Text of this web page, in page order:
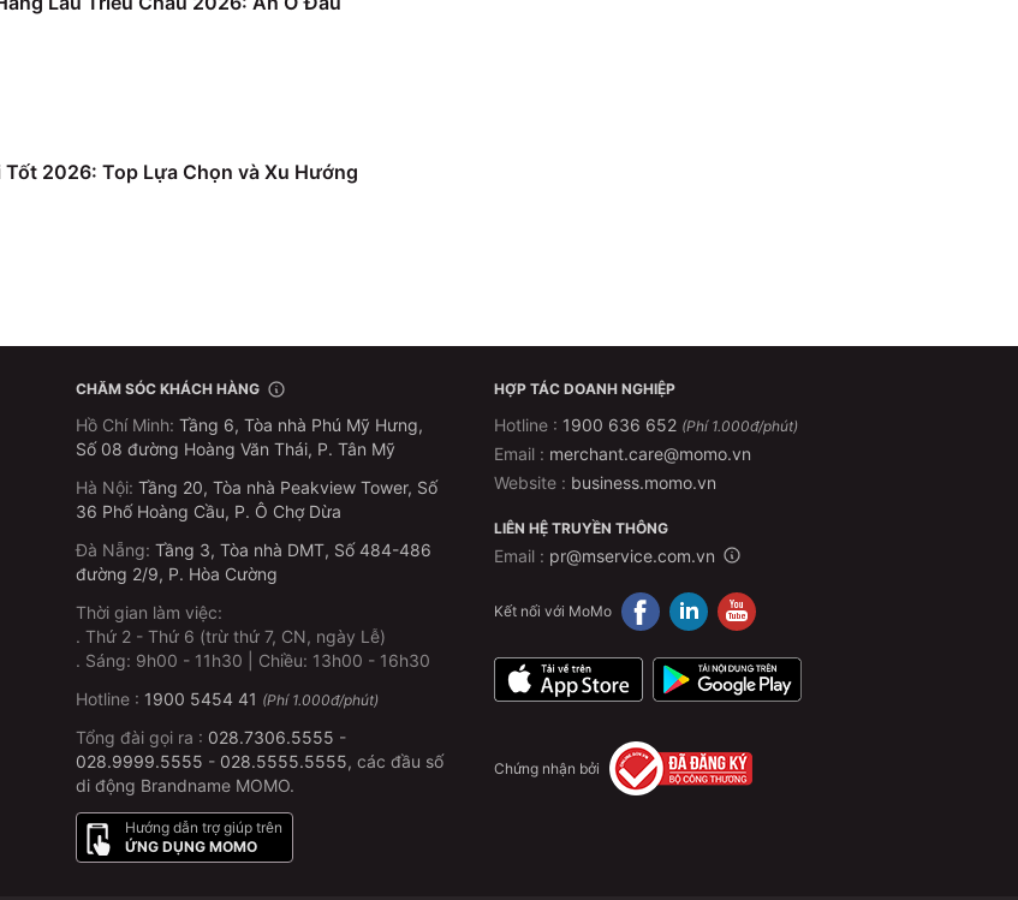
Tốt 2026: Top Lựa Chọn và Xu Hướng
CHĂM SÓC KHÁCH HÀNG
Hồ Chí Minh: Tầng 6, Tòa nhà Phú Mỹ Hưng,
Số 08 đường Hoàng Văn Thái, P. Tân Mỹ
Hà Nội: Tầng 20, Tòa nhà Peakview Tower, Số
36 Phố Hoàng Cầu, P. Ô Chợ Dừa
Đà Nẵng: Tầng 3, Tòa nhà DMT, Số 484-486
đường 2/9, P. Hòa Cường
Thời gian làm việc:
. Thứ 2 - Thứ 6 (trừ thứ 7, CN, ngày Lễ)
. Sáng: 9h00 - 11h30 | Chiều: 13h00 - 16h30
Hotline : 1900 5454 41 (Phí 1.000đ/phút)
Tổng đài gọi ra : 028.7306.5555 -
028.9999.5555 - 028.5555.5555, các đầu số
di động Brandname MOMO.
Hướng dẫn trợ giúp trên
ỨNG DỤNG MOMO
HỢP TÁC DOANH NGHIỆP
Hotline : 1900 636 652 (Phí 1.000đ/phút)
Email : merchant.care@momo.vn
Website : business.momo.vn
LIÊN HỆ TRUYỀN THÔNG
Email : pr@mservice.com.vn
Kết nối với MoMo
Chứng nhận bởi